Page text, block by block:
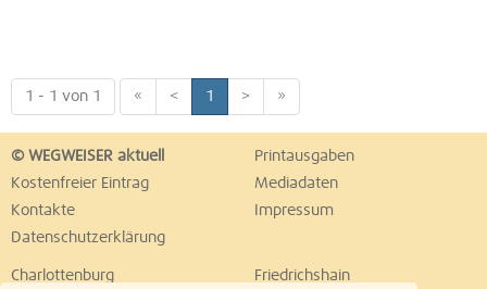
1 - 1 von 1 « < 1 > »
© WEGWEISER aktuell
Printausgaben
Kostenfreier Eintrag
Mediadaten
Kontakte
Impressum
Datenschutzerklärung
Charlottenburg
Friedrichshain